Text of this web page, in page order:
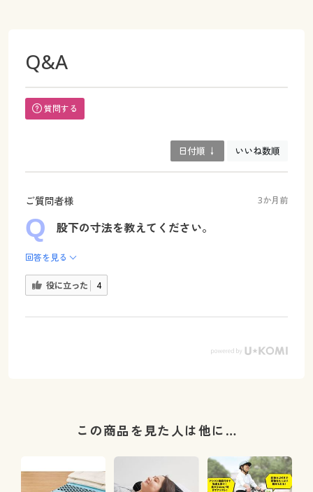
Q&A
質問する
日付順 ↓ いいね数順
ご質問者様 3か月前
股下の寸法を教えてください。
回答を見る
役に立った 4
この商品を見た人は他に…